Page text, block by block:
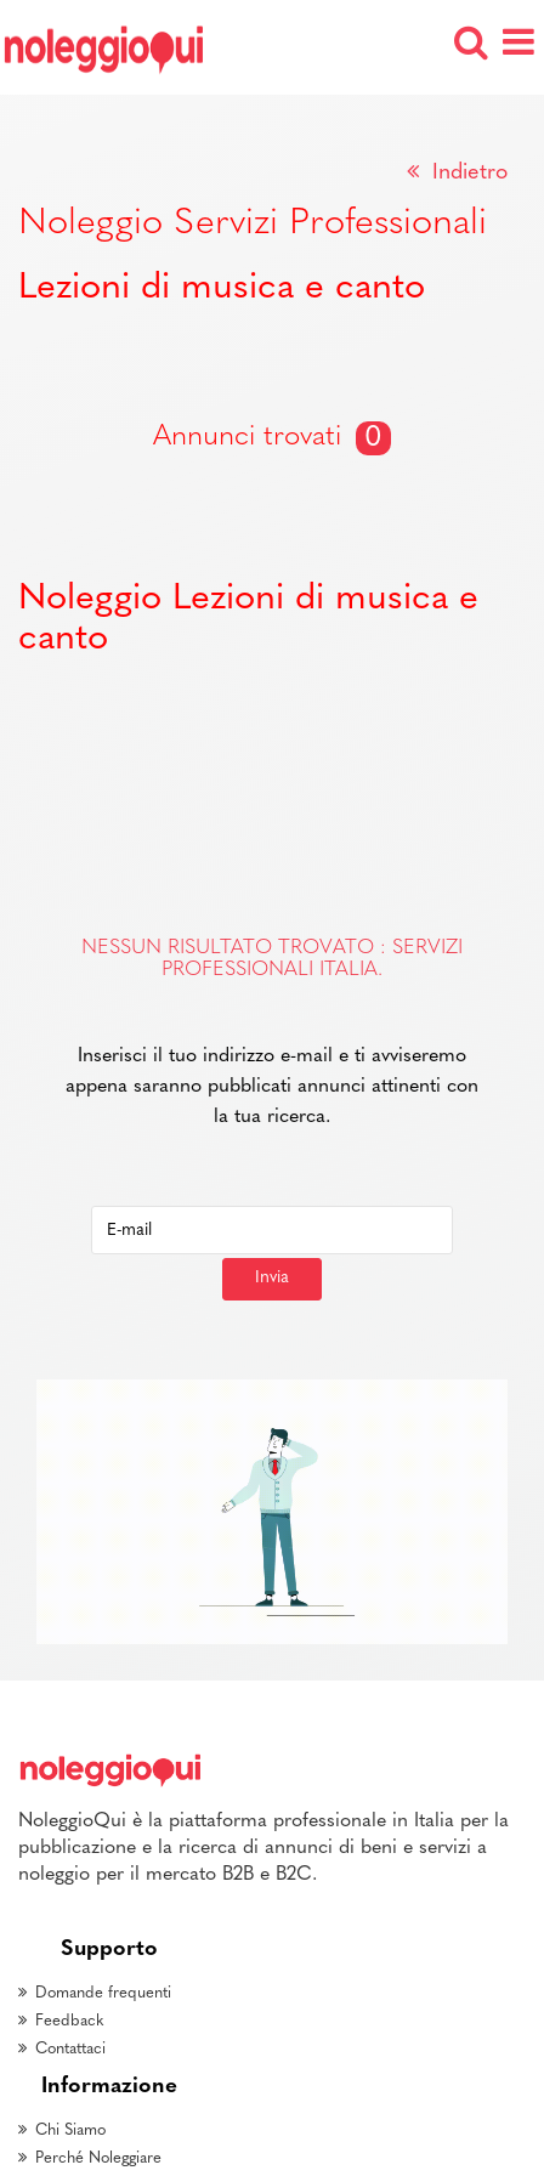
Indietro
Noleggio Servizi Professionali
Lezioni di musica e canto
Annunci trovati 0
Noleggio Lezioni di musica e
canto
NESSUN RISULTATO TROVATO : SERVIZI
PROFESSIONALI ITALIA.
Inserisci il tuo indirizzo e-mail e ti avviseremo
appena saranno pubblicati annunci attinenti con
la tua ricerca.
Invia
NoleggioQui è la piattaforma professionale in Italia per la
pubblicazione e la ricerca di annunci di beni e servizi a
noleggio per il mercato B2B e B2C.
Supporto
Domande frequenti
Feedback
Contattaci
Informazione
Chi Siamo
Perché Noleggiare